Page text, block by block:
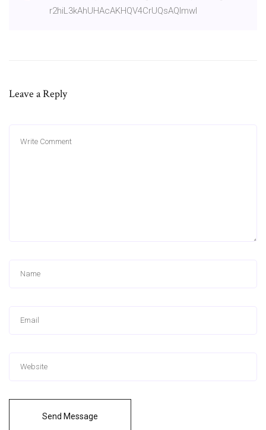
r2hiL3kAhUHAcAKHQV4CrUQsAQImwI
Leave a Reply
Send Message